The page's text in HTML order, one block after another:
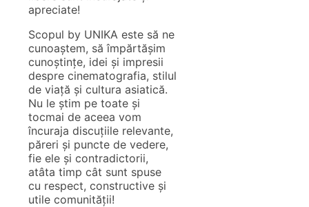
apreciate!
Scopul by UNIKA este să ne
cunoaștem, să împărtășim
cunoștințe, idei și impresii
despre cinematografia, stilul
de viață și cultura asiatică.
Nu le știm pe toate și
tocmai de aceea vom
încuraja discuțiile relevante,
păreri și puncte de vedere,
fie ele și contradictorii,
atâta timp cât sunt spuse
cu respect, constructive și
utile comunității!